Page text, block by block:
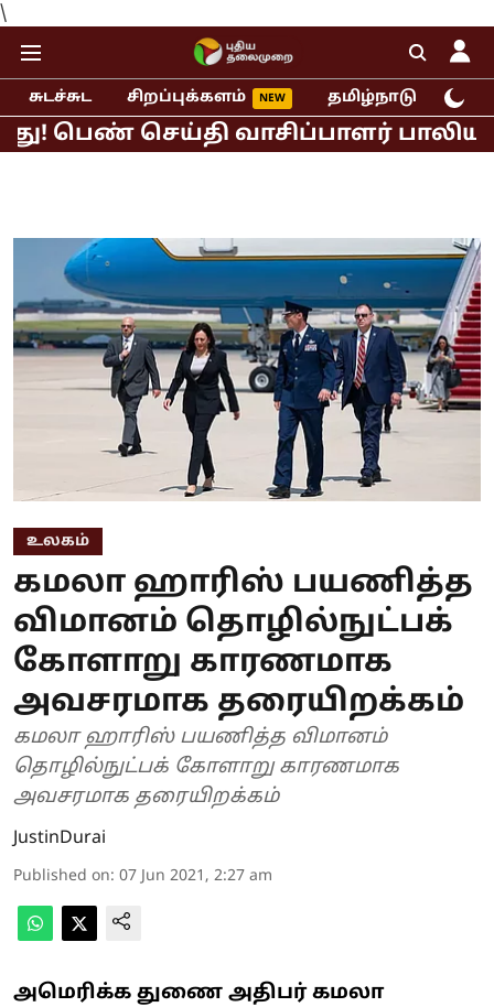
\
சுடச்சுட சிறப்புக்களம் தமிழ்நாடு
செய்தி வாசிப்பாளர் பாலியல் புகார்!
உலகம்
கமலா ஹாரிஸ் பயணித்த
விமானம் தொழில்நுட்பக்
கோளாறு காரணமாக
அவசரமாக தரையிறக்கம்
கமலா ஹாரிஸ் பயணித்த விமானம்
தொழில்நுட்பக் கோளாறு காரணமாக
அவசரமாக தரையிறக்கம்
JustinDurai
Published on: 07 Jun 2021, 2:27 am
அமெரிக்க துணை அதிபர் கமலா